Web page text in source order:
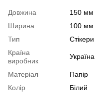
Довжина
150 мм
Ширина
100 мм
Тип
Стікери
Країна
виробник
Україна
Матеріал
Папір
Колір
Білий